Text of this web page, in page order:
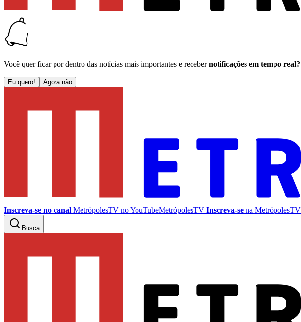
Você quer ficar por dentro das notícias mais importantes e receber notificações em tempo real?
Eu quero! Agora não
Inscreva-se no canal MetrópolesTV noYouTubeMetrópolesTV Inscreva-se na MetrópolesTV
Busca